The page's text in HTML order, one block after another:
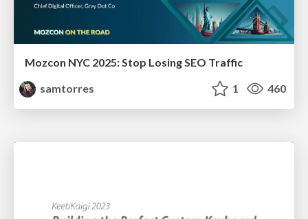
Mozcon NYC 2025: Stop Losing SEO Traffic
samtorres
1 460